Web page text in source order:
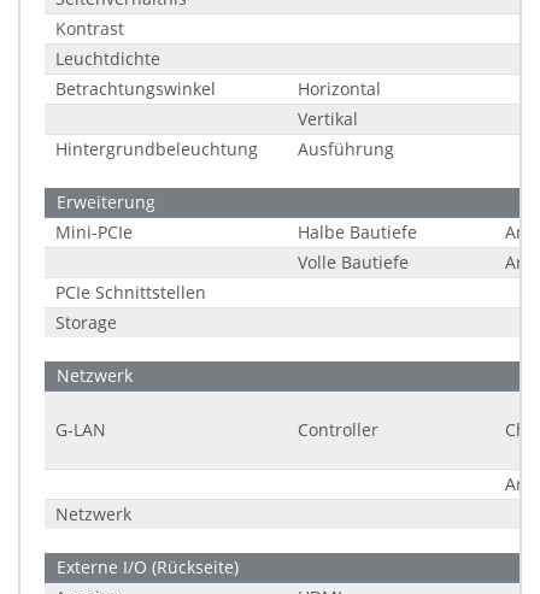
Kontrast
Leuchtdichte
Betrachtungswinkel
Horizontal
Vertikal
Hintergrundbeleuchtung
Ausführung
Erweiterung
Mini-PCIe
Halbe Bautiefe
Volle Bautiefe
PCIe Schnittstellen
Storage
Netzwerk
G-LAN Controller
Netzwerk
Externe I/O (Rückseite)